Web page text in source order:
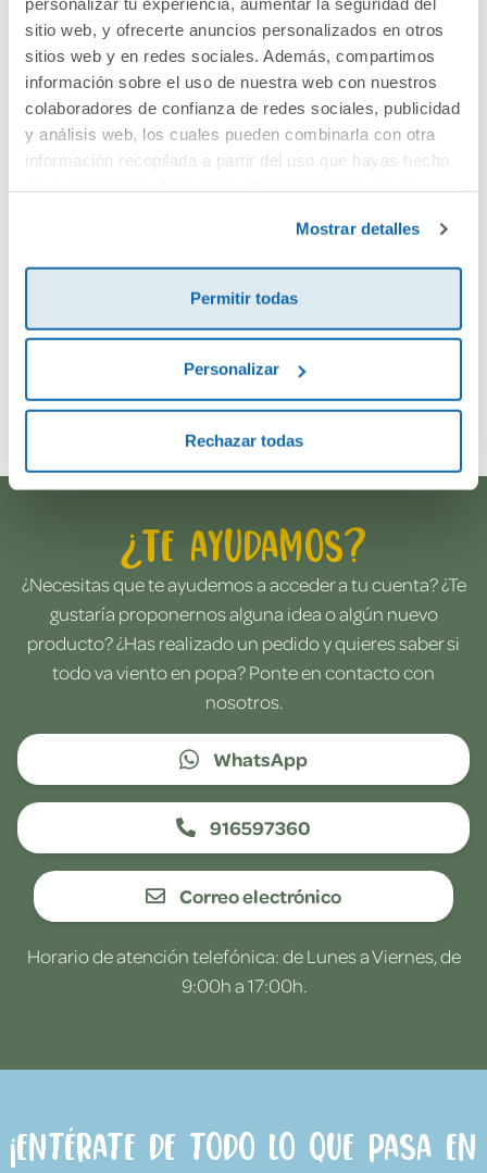
sitio web, y ofrecerte anuncios personalizados en otros
sitios web y en redes sociales. Además, compartimos
información sobre el uso de nuestra web con nuestros
colaboradores de confianza de redes sociales, publicidad
y análisis web, los cuales pueden combinarla con otra
información recopilada a partir del uso que hayas hecho
Mostrar detalles
Permitir todas
Personalizar
Rechazar todas
Cuéntanos tu opinión
¡Sé el primero en valorar este producto!
Debes iniciar sesión para poder valorarlo
Envía tu opinión
¿Te ayudamos?
¿Necesitas que te ayudemos a acceder a tu cuenta? ¿Te
gustaría proponernos alguna idea o algún nuevo
producto? ¿Has realizado un pedido y quieres saber si
todo va viento en popa? Ponte en contacto con
nosotros.
WhatsApp
916597360
Correo electrónico
Horario de atención telefónica: de Lunes a Viernes, de
9:00h a 17:00h.
¡Entérate de todo lo que pasa en